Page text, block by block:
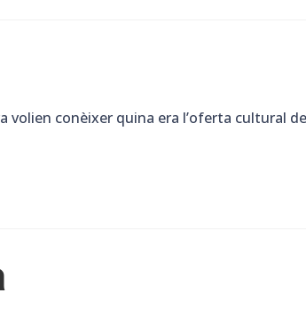
volien conèixer quina era l’oferta cultural